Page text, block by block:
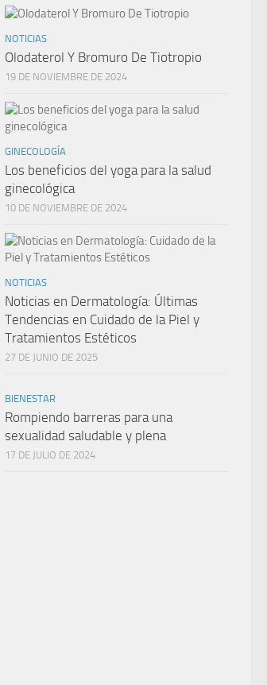
NOTICIAS
Olodaterol Y Bromuro De Tiotropio
19 DE NOVIEMBRE DE 2024
GINECOLOGÍA
Los beneficios del yoga para la salud
ginecológica
10 DE NOVIEMBRE DE 2024
NOTICIAS
Noticias en Dermatología: Últimas
Tendencias en Cuidado de la Piel y
Tratamientos Estéticos
27 DE JUNIO DE 2025
BIENESTAR
Rompiendo barreras para una
sexualidad saludable y plena
17 DE JULIO DE 2024